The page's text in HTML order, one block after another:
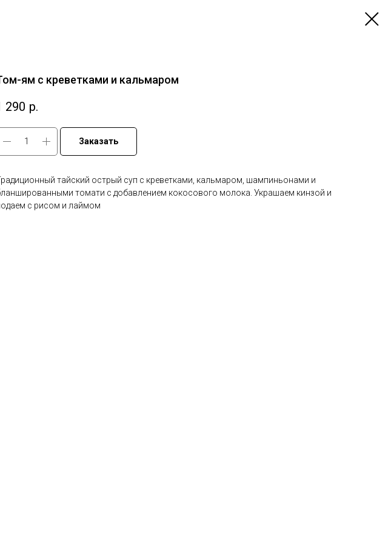
ям с креветками и кальмаром
290 р.
Заказать
тайский острый суп с креветками, кальмаром, шампиньонами и
томати с добавлением кокосового молока. Украшаем кинзой и
с рисом и лаймом